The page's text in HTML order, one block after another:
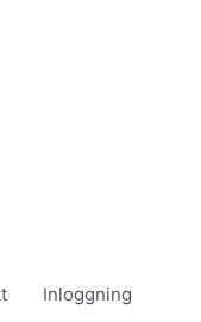
Inloggning